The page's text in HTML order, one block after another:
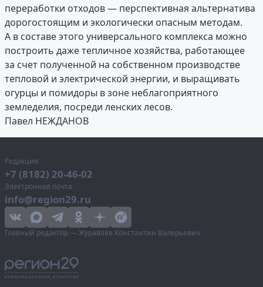
переработки отходов — перспективная альтернатива
дорогостоящим и экологически опасным методам.
А в составе этого универсального комплекса можно
построить даже тепличное хозяйства, работающее
за счет полученной на собственном производстве
тепловой и электрической энергии, и выращивать
огурцы и помидоры в зоне неблагоприятного
земледелия, посреди ленских лесов.
Павел НЕЖДАНОВ
Редакция
+7 (8182) 20-46-02
Электронная почта
info@region29.ru
Главный редактор — Журавлёв Константин Валерьевич